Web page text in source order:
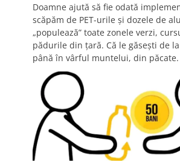
Doamne ajută să fie odată
scăpăm de PET-urile și dozele de
„populează” toate zonele verzi,
pădurile din țară. Că le găsești de
până în vârful muntelui, din păcate.